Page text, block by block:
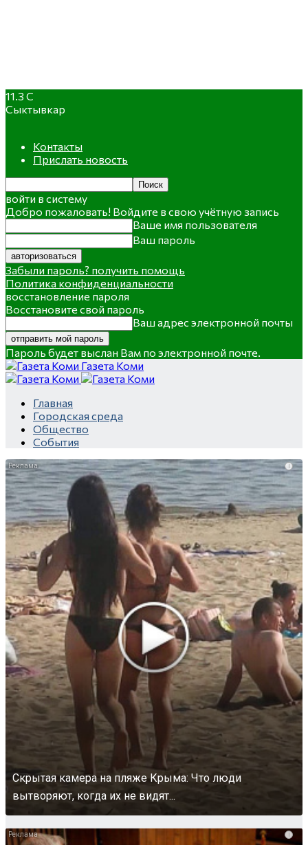
11.3 C
Сыктывкар
Контакты
Прислать новость
войти в систему
Добро пожаловать! Войдите в свою учётную запись
Ваше имя пользователя
Ваш пароль
Забыли пароль? получить помощь
Политика конфиденциальности
восстановление пароля
Восстановите свой пароль
Ваш адрес электронной почты
Пароль будет выслан Вам по электронной почте.
Газета Коми
Главная
Городская среда
Общество
События
i
Скрытая камера на пляже Крыма: Что люди
вытворяют, когда их не видят...
i